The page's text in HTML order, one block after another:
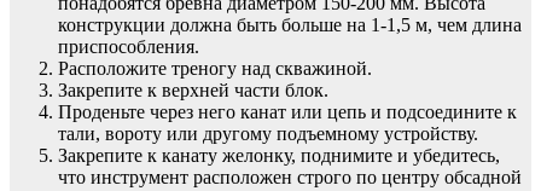
конструкции должна быть больше на 1-1,5 м, чем длина
приспособления.
Расположите треногу над скважиной.
Закрепите к верхней части блок.
Проденьте через него канат или цепь и подсоедините к
тали, вороту или другому подъемному устройству.
Закрепите к канату желонку, поднимите и убедитесь,
что инструмент расположен строго по центру обсадной